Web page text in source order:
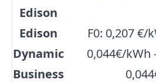
Edison
Edison
Dynamic
Business
F0: 0,207 €/
0,044€/kWh